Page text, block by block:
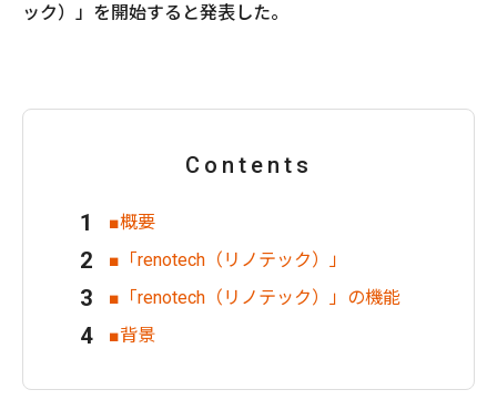
ック）」を開始すると発表した。
Contents
■概要
■「renotech（リノテック）」
■「renotech（リノテック）」の機能
■背景